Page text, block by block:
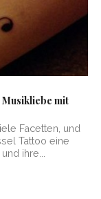
mit
Facetten, und
Tattoo eine
ihre...